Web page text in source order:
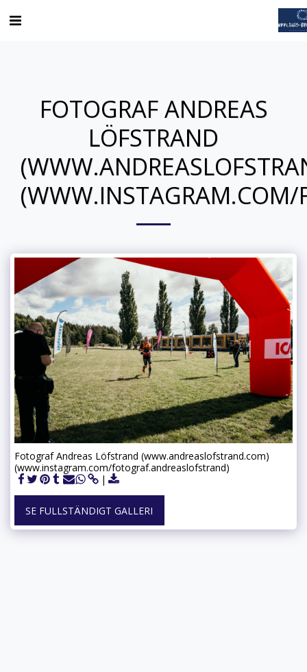
FOTOGRAF ANDREAS
LÖFSTRAND
(WWW.INSTAGRAM.COM/
Fotograf Andreas Löfstrand (www.andreaslofstrand.com)
(www.instagram.com/fotograf.andreaslofstrand)
SE FULLSTÄNDIGT GALLERI